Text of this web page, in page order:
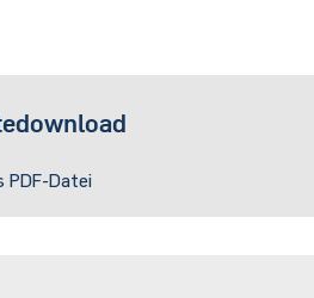
PDF-Datei